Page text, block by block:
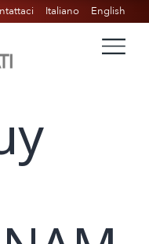
Italiano English